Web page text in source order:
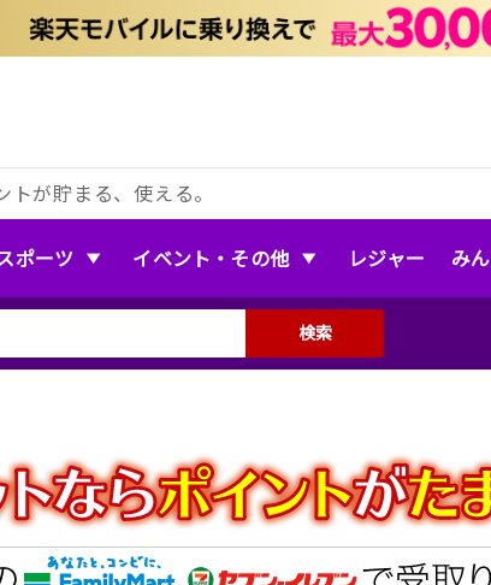
が貯まる、使える。
ポーツ イベント・その他 レジャー み
検索